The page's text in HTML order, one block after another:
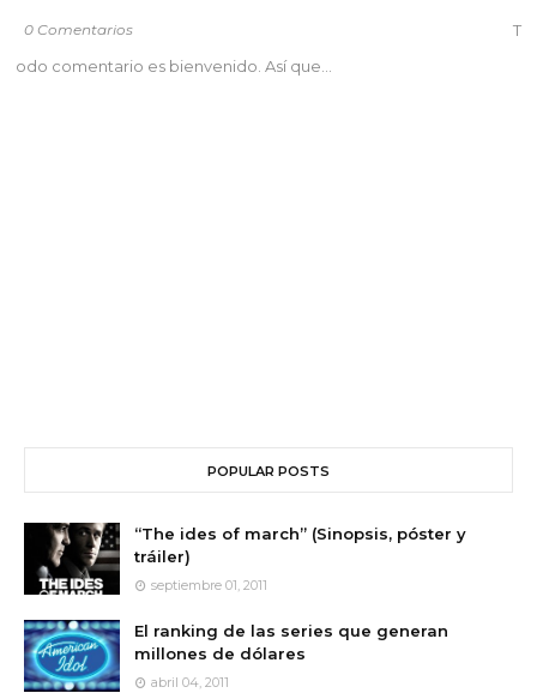
0 Comentarios
T
odo comentario es bienvenido. Así que...
POPULAR POSTS
“The ides of march” (Sinopsis, póster y
tráiler)
septiembre 01, 2011
El ranking de las series que generan
millones de dólares
abril 04, 2011